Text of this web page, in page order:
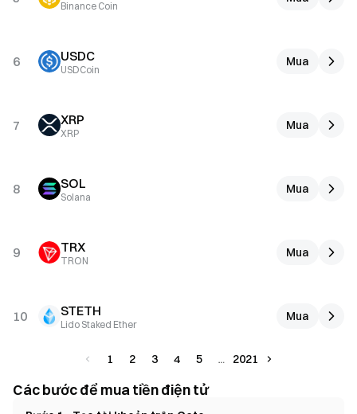
Binance Coin
6 USDC
USDCoin
Mua
7 XRP
XRP
Mua
8 SOL
Solana
Mua
9 TRX
TRON
Mua
10 STETH
Lido Staked Ether
Mua
1 2 3 4 5 2021
Các bước để mua tiền điện tử